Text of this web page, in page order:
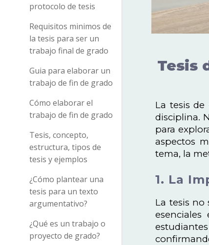
protocolo de tesis
Requisitos minimos de
la tesis para ser un
trabajo final de grado
Guia para elaborar un
trabajo de fin de grado
Cómo elaborar el
trabajo de fin de grado
Tesis, concepto,
estructura, tipos de
tesis y ejemplos
¿Cómo plantear una
tesis para un texto
argumentativo?
¿Qué es un trabajo o
proyecto de grado?
Tesis
La tesis
disciplina.
para
aspectos
tema, la
1. La
La tesis no